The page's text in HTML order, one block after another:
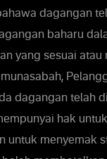
dagangan
baharu
yang sesuai atau
dagangan telah
hak
untuk menyemak